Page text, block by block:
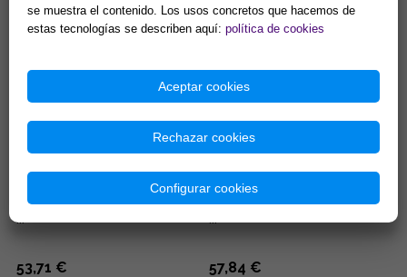
Comprar Comprar
FIGURA OYA 24X10.5X8.5 CM
...
53,71 €
FIGURA IEMANJA 27 X 20 X 8.5
CM
57,84 €
se muestra el contenido. Los usos concretos que hacemos de
estas tecnologías se describen aquí: política de cookies
Aceptar cookies
Rechazar cookies
Configurar cookies